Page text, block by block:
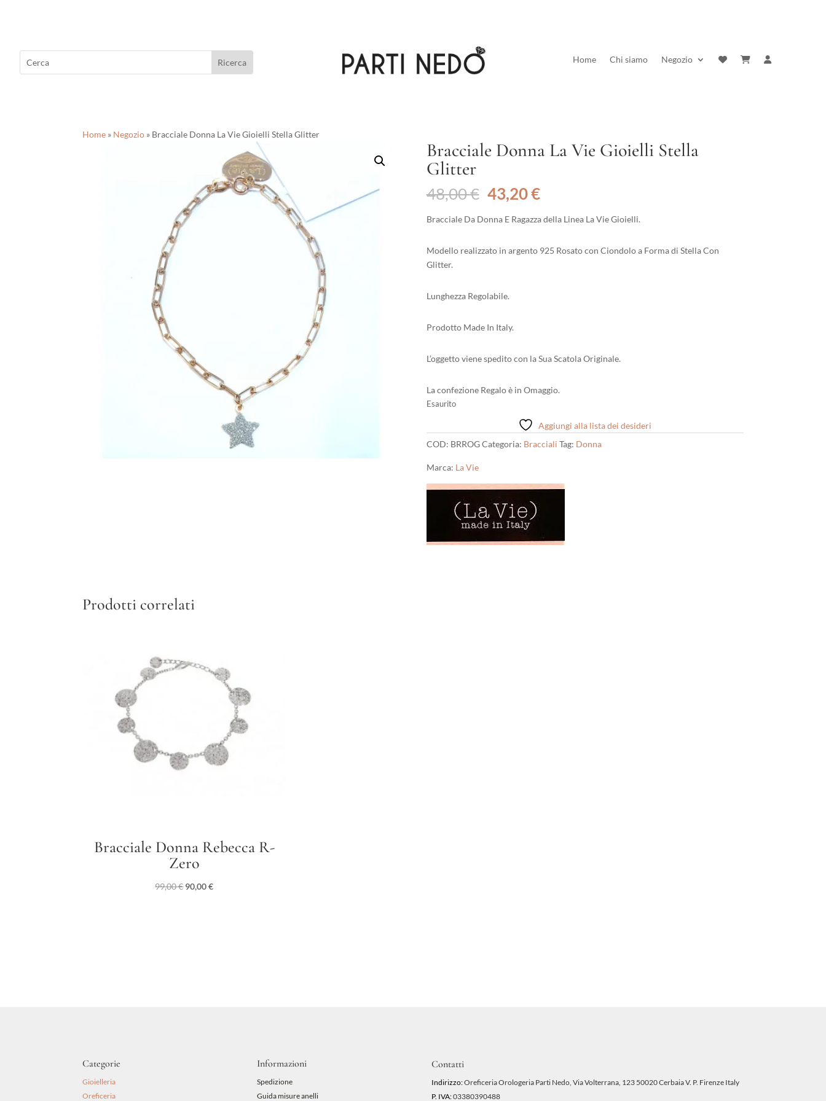
Home Chi siamo Negozio
Home » Negozio » Bracciale Donna La Vie Gioielli Stella Glitter
Bracciale Donna La Vie Gioielli Stella
Glitter
48,00€ Il
prezzo
originale
48,00 €.
43,20€Il
attuale
43,20 €.
Bracciale Da Donna E Ragazza della Linea La Vie Gioielli.
Modello realizzato in argento 925 Rosato con Ciondolo a Forma di Stella Con
Glitter.
Lunghezza Regolabile.
Prodotto Made In Italy.
L’oggetto viene spedito con la Sua Scatola Originale.
La confezione Regalo è in Omaggio.
Esaurito
Aggiungi alla lista dei desideri
COD: BRROG Categoria: Bracciali Tag: Donna
Marca: La Vie
Prodotti correlati
Bracciale Donna Rebecca R-
Zero
99,00€ Il
90,00€Il
Categorie
Gioielleria
Oreficeria
Informazioni
Spedizione
Guida misure anelli
Contatti
Indirizzo:Oreficeria Orologeria Parti Nedo, Via Volterrana, 123 50020 Cerbaia V. P. Firenze Italy
P. IVA:03380390488